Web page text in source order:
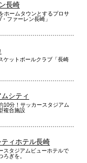
長崎
ホームタウンとするプロサ
ファーレン長崎」
ケットボールクラブ「長崎
シティ
10分！サッカースタジアム
複合施設
ィホテル長崎
スタジアムビューホテルで
ろぎを。